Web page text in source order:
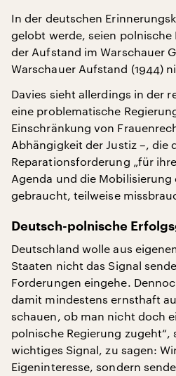
In der deutschen
gelobt werde, seien polnische
der Aufstand im Warschauer
Warschauer Aufstand (1944)
Davies sieht allerdings in der
eine problematische
Einschränkung von
Abhängigkeit der Justiz –, die
Reparationsforderung „für
Agenda und die Mobilisierung
gebraucht, teilweise
Deutsch-polnische
Deutschland wolle aus
Staaten nicht das Signal
Forderungen eingehe.
damit mindestens ernsthaft
schauen, ob man nicht doch
polnische Regierung zugeht“,
wichtiges Signal, zu sagen:
Eigeninteresse, sondern